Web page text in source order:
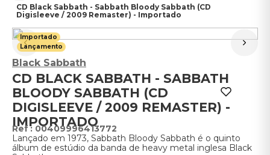
CD Black Sabbath - Sabbath Bloody Sabbath (CD
Digisleeve / 2009 Remaster) - Importado
Importado
Lançamento
Black Sabbath
CD BLACK SABBATH - SABBATH
BLOODY SABBATH (CD
DIGISLEEVE / 2009 REMASTER) -
IMPORTADO
: 00409996413772
Lançado em 1973, Sabbath Bloody Sabbath é o quinto
álbum de estúdio da banda de heavy metal inglesa Black